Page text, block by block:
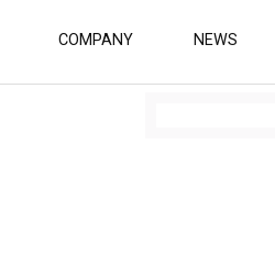
COMPANY NEWS